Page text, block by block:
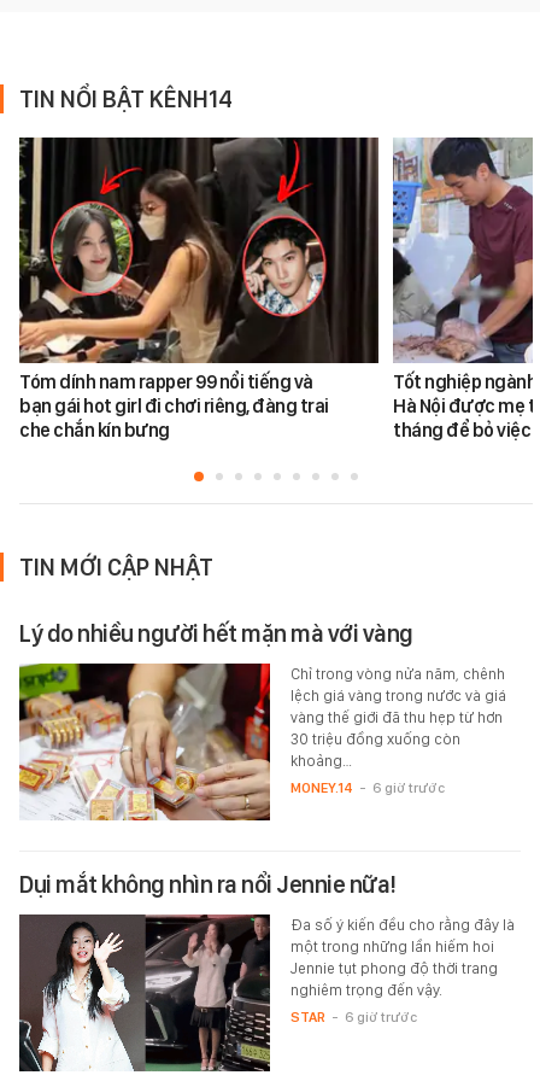
TIN NỔI BẬT KÊNH14
Tóm dính nam rapper 99 nổi tiếng và
bạn gái hot girl đi chơi riêng, đàng trai
che chắn kín bưng
Tốt nghiệp
Hà Nội được mẹ
tháng để bỏ việc
TIN MỚI CẬP NHẬT
Lý do nhiều người hết mặn mà với vàng
Chỉ trong vòng nửa năm, chênh
lệch giá vàng trong nước và giá
vàng thế giới đã thu hẹp từ hơn
30 triệu đồng xuống còn
khoảng…
MONEY.14 - 6 giờ trước
Dụi mắt không nhìn ra nổi Jennie nữa!
Đa số ý kiến đều cho rằng đây là
một trong những lần hiếm hoi
Jennie tụt phong độ thời trang
nghiêm trọng đến vậy.
STAR - 6 giờ trước